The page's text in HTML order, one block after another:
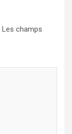
Les champs